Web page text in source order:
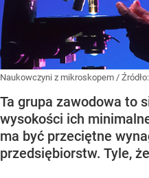
Naukowczyni z mikroskopem / Źródło:
Ta grupa zawodowa to
wysokości ich
ma być przeciętne
przedsiębiorstw. Tyle,